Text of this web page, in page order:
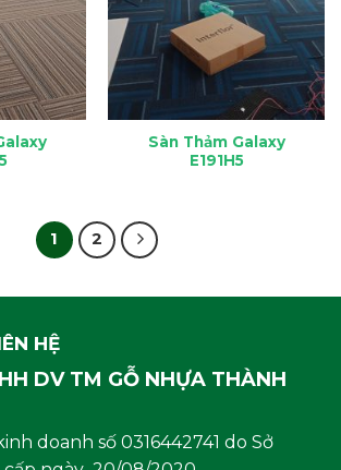
Sàn Thảm Galaxy
E191H5
1 2
HỆ
DV TM GỖ NHỰA THÀNH
doanh số 0316442741 do Sở